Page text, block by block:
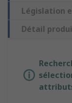
Législation
Détail